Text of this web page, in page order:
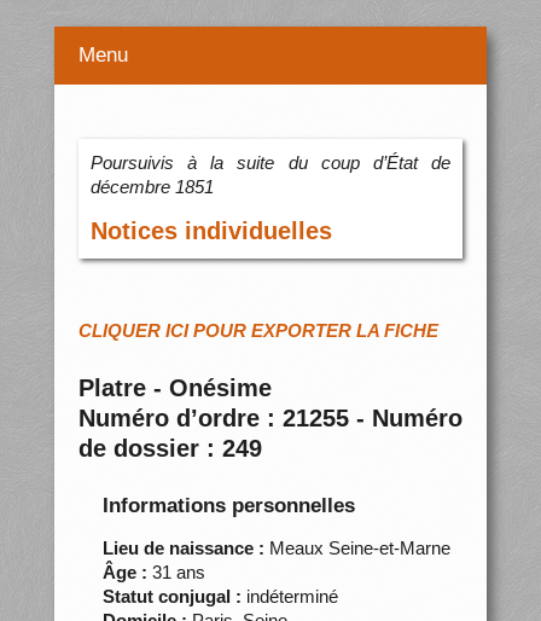
Menu
Poursuivis à la suite du coup d’État de
décembre 1851
Notices individuelles
CLIQUER ICI POUR EXPORTER LA FICHE
Platre - Onésime
Numéro d’ordre : 21255 - Numéro
de dossier : 249
Informations personnelles
Lieu de naissance : Meaux Seine-et-Marne
Âge : 31 ans
Statut conjugal : indéterminé